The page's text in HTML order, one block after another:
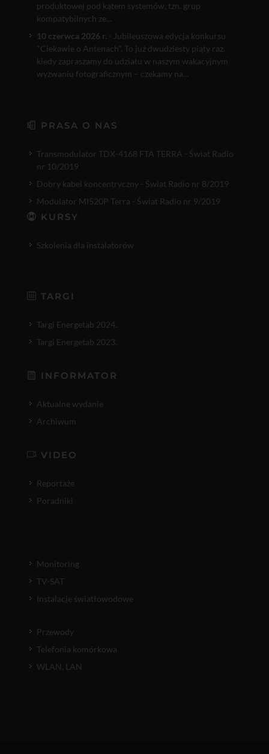
produktowej pod kątem systemów, tzn. grup
kompatybilnych ze...
10 czerwca 2026 r. - Jubileuszowa edycja konkursu
"Ciekawie o Antenach". To już dwudziesty piąty raz,
kiedy zapraszamy do udziału w naszym wakacyjnym
wyzwaniu fotograficznym – czekamy na...
PRASA O NAS
Transmodulator TDX-4168 FTA TERRA - Świat Radio
nr 10/2019
Dobry kabel koncentryczny - Świat Radio nr 8/2019
Modulator MI520P Terra - Świat Radio nr 9/2019
KURSY
Szkolenia dla instalatorów
TARGI
Targi Energetab 2024.
Targi Energetab 2023.
INFORMATOR
Aktualne wydanie
Archiwum
VIDEO
Reportaże
Poradniki
Monitoring
TV-SAT
Instalacje światłowodowe
Przewody
Telefonia komórkowa
WLAN, LAN